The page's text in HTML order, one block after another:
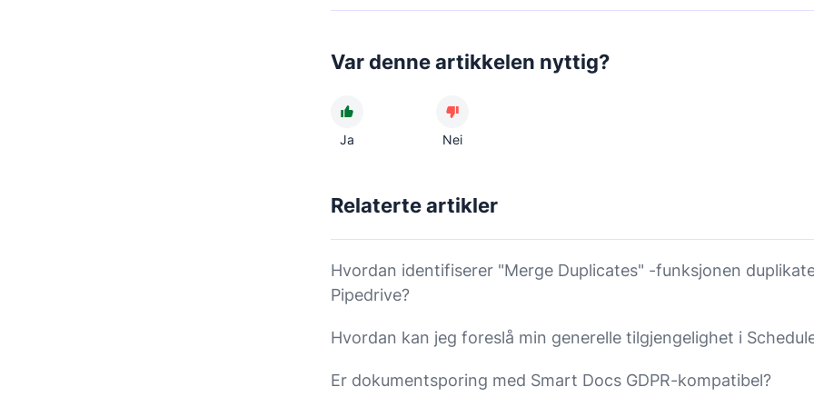
Var denne artikkelen nyttig?
Ja Nei
Relaterte artikler
Hvordan identifiserer "Merge Duplicates" -funksjonen
Pipedrive?
Hvordan kan jeg foreslå min generelle tilgjengelighet i
Er dokumentsporing med Smart Docs GDPR-kompatibel?